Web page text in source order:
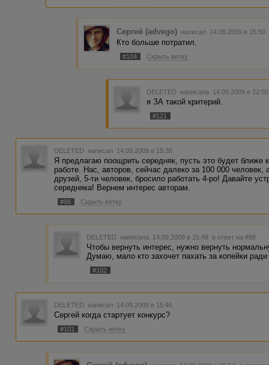
Сергей (advego) написал 14.09.2009 в 15:50
Кто больше потратил.
#104 Скрыть ветку
DELETED написала 14.09.2009 в
я ЗА такой критерий.
#121
DELETED написал 14.09.2009 в 15:38
Я предлагаю поощрить середняк, пусть это будет ближе
работе. Нас, авторов, сейчас далеко за 100 000
друзей, 5-ти человек, бросило работать 4-ро! Давайте
середняка! Вернем интерес авторам.
#98 Скрыть ветку
DELETED написала 14.09.2009 в 15:48 в ответ на #98
Чтобы вернуть интерес, нужно вернуть
Думаю, мало кто захочет пахать за копейки
#102
DELETED написал 14.09.2009 в 15:46
Сергей когда стартует конкурс?
#101 Скрыть ветку